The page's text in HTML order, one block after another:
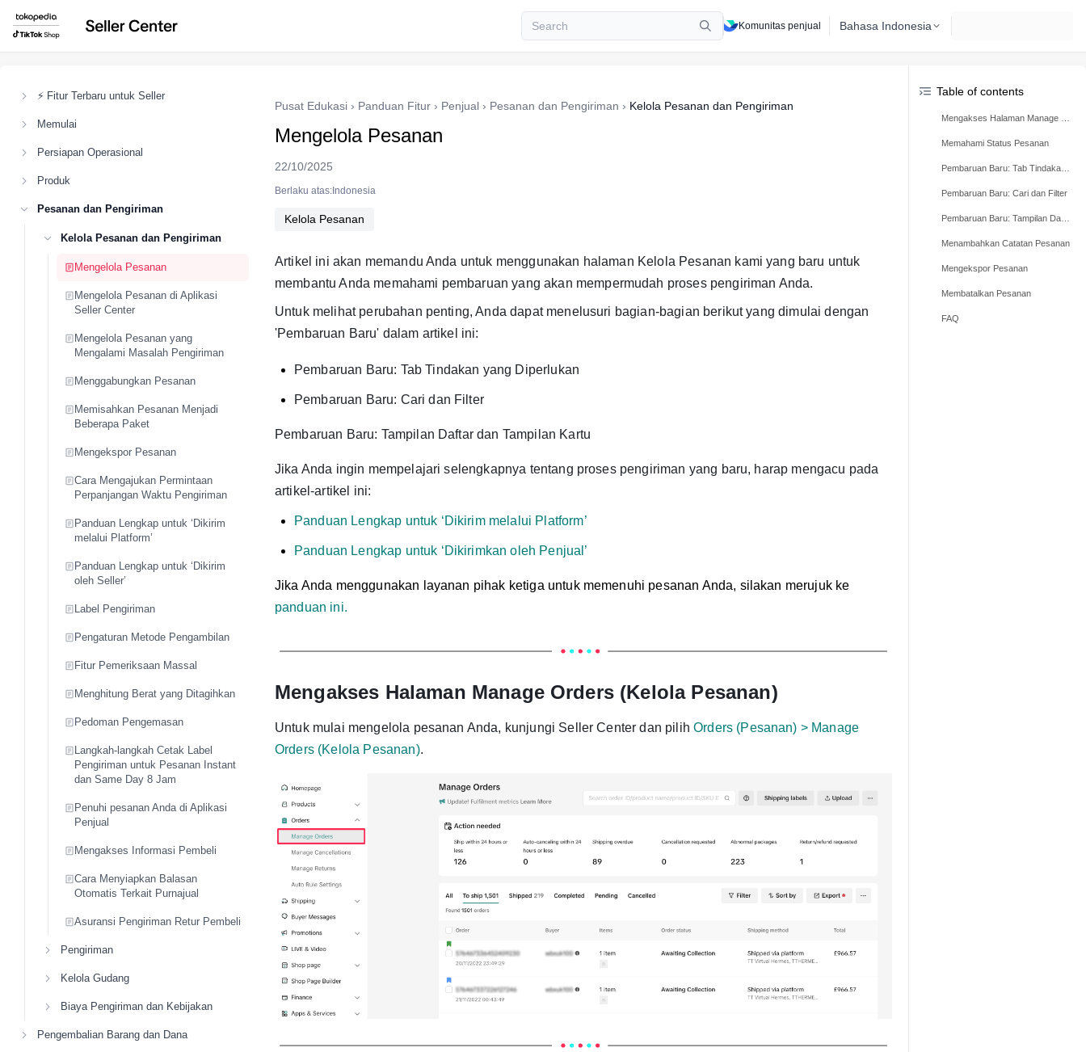
Komunitas penjual Bahasa Indonesia
⚡ Fitur Terbaru untuk Seller
Memulai
Persiapan Operasional
Produk
Pesanan dan Pengiriman
Kelola Pesanan dan Pengiriman
Mengelola Pesanan
Mengelola Pesanan di Aplikasi
Seller Center
Mengelola Pesanan yang
Mengalami Masalah Pengiriman
Menggabungkan Pesanan
Memisahkan Pesanan Menjadi
Beberapa Paket
Mengekspor Pesanan
Cara Mengajukan Permintaan
Perpanjangan Waktu Pengiriman
Panduan Lengkap untuk ‘Dikirim
melalui Platform’
Panduan Lengkap untuk ‘Dikirim
oleh Seller’
Label Pengiriman
Pengaturan Metode Pengambilan
Fitur Pemeriksaan Massal
Menghitung Berat yang Ditagihkan
Pedoman Pengemasan
Langkah-langkah Cetak Label
Pengiriman untuk Pesanan Instant
dan Same Day 8 Jam
Penuhi pesanan Anda di Aplikasi
Penjual
Mengakses Informasi Pembeli
Cara Menyiapkan Balasan
Otomatis Terkait Purnajual
Asuransi Pengiriman Retur Pembeli
Pengiriman
Kelola Gudang
Biaya Pengiriman dan Kebijakan
Pengembalian Barang dan Dana
Pusat Edukasi › Panduan Fitur › Penjual › Pesanan dan Pengiriman › Kelola Pesanan dan Pengiriman
Mengelola Pesanan
22/10/2025
Berlaku atas:Indonesia
Kelola Pesanan
Artikel ini akan memandu Anda untuk menggunakan halaman Kelola Pesanan kami yang baru untuk
membantu Anda memahami pembaruan yang akan mempermudah proses pengiriman Anda.
Untuk melihat perubahan penting, Anda dapat menelusuri bagian-bagian berikut yang dimulai dengan
'Pembaruan Baru' dalam artikel ini:
Pembaruan Baru: Tab Tindakan yang Diperlukan
Pembaruan Baru: Cari dan Filter
Pembaruan Baru: Tampilan Daftar dan Tampilan Kartu
Jika Anda ingin mempelajari selengkapnya tentang proses pengiriman yang baru, harap mengacu pada
artikel-artikel ini:
Panduan Lengkap untuk ‘Dikirim melalui Platform’
Panduan Lengkap untuk ‘Dikirimkan oleh Penjual’
Jika Anda menggunakan layanan pihak ketiga untuk memenuhi pesanan Anda, silakan merujuk ke
panduan ini.
Mengakses Halaman Manage Orders (Kelola Pesanan)
Untuk mulai mengelola pesanan Anda, kunjungi Seller Center dan pilih Orders (Pesanan) > Manage
Orders (Kelola Pesanan).
Table of contents
Memahami Status Pesanan
Pembaruan Baru: Cari dan Filter
Menambahkan Catatan Pesanan
Mengekspor Pesanan
Membatalkan Pesanan
FAQ